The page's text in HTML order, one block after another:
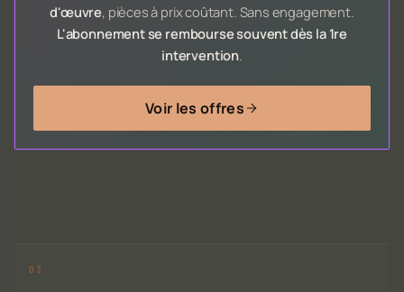
d'œuvre, pièces à prix coûtant. Sans engagement.
L'abonnement se rembourse souvent dès la 1re
intervention.
Voir les offres